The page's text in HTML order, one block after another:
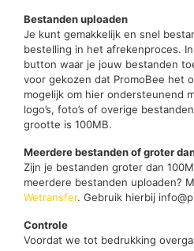
Bestanden uploaden
Je kunt gemakkelijk en snel
bestelling in het afrekenproces.
button waar je jouw bestanden
voor gekozen dat PromoBee het
mogelijk om hier ondersteunend
logo’s, foto’s of overige
grootte is 100MB.
Meerdere bestanden of groter
Zijn je bestanden groter dan
meerdere bestanden uploaden?
Wetransfer. Gebruik hierbij
Controle
Voordat we tot bedrukking